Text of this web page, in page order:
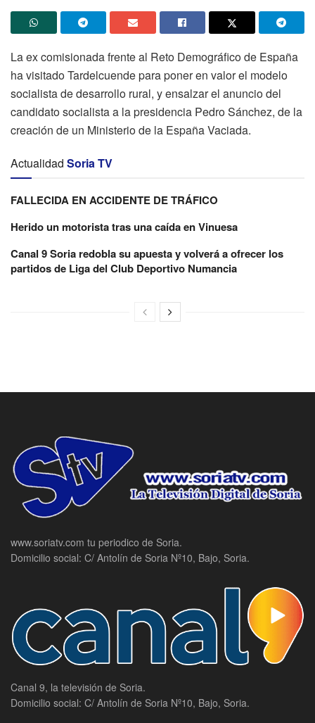
La ex comisionada frente al Reto Demográfico de España
ha visitado Tardelcuende para poner en valor el modelo
socialista de desarrollo rural, y ensalzar el anuncio del
candidato socialista a la presidencia Pedro Sánchez, de la
creación de un Ministerio de la España Vaciada.
Actualidad Soria TV
FALLECIDA EN ACCIDENTE DE TRÁFICO
Herido un motorista tras una caída en Vinuesa
Canal 9 Soria redobla su apuesta y volverá a ofrecer los
partidos de Liga del Club Deportivo Numancia
www.soriatv.com tu periodico de Soria.
Domicilio social: C/ Antolín de Soria Nº10, Bajo, Soria.
Canal 9, la televisión de Soria.
Domicilio social: C/ Antolín de Soria Nº10, Bajo, Soria.